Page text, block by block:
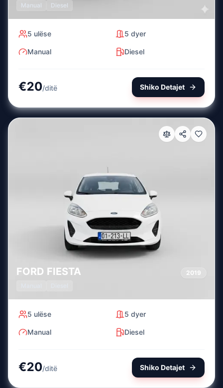
Manual
Diesel
5 ulëse 5 dyer
Manual Diesel
€20/ditë Shiko Detajet
FORD FIESTA
2019
5 ulëse 5 dyer
Manual Diesel
€20/ditë Shiko Detajet